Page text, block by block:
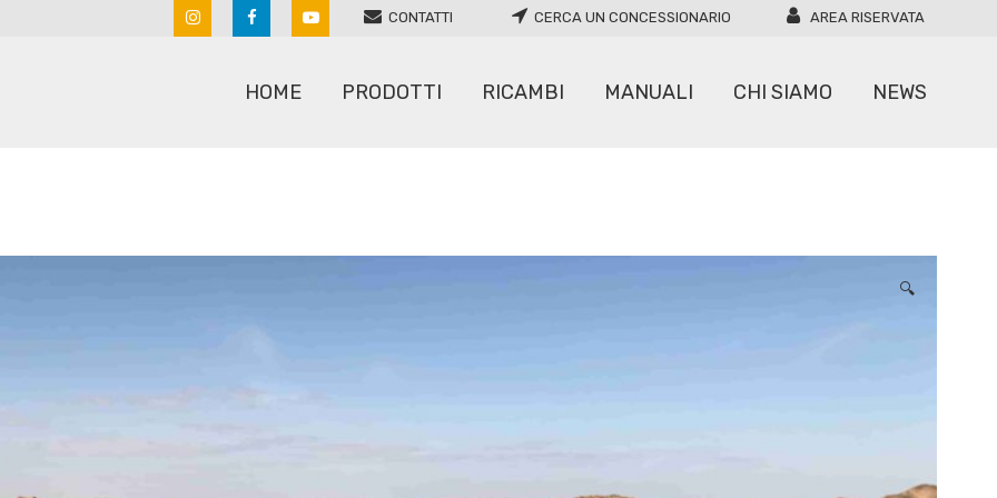
CONTATTI CERCA UN CONCESSIONARIO AREA RISERVATA
HOME PRODOTTI RICAMBI MANUALI CHI SIAMO NEWS
🔍